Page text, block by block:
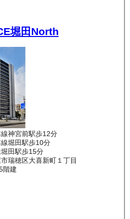
堀田North
神宮前駅歩12分
堀田駅歩10分
田駅歩15分
瑞穂区大喜新町１丁目
建